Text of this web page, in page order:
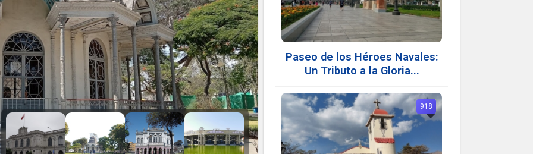
Paseo de los Héroes Navales:
Un Tributo a la Gloria...
918